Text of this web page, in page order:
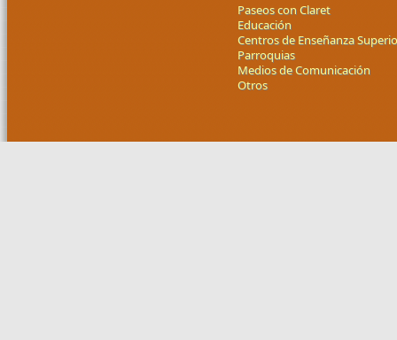
Paseos con Claret
Educación
Centros de Enseñanza
Parroquias
Medios de Comunicación
Otros